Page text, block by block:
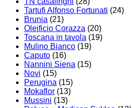
Tartufi Alfonso Fortunati (24)
Brunia (21)
Oleificio Corazza (20)
Toscana in tavola (19)
Mulino Bianco (19)
Caputo (16)
Nannini Siena (15)
Novi (15)
Perugina (15)
Mokaflor (13)
Mussini (13)